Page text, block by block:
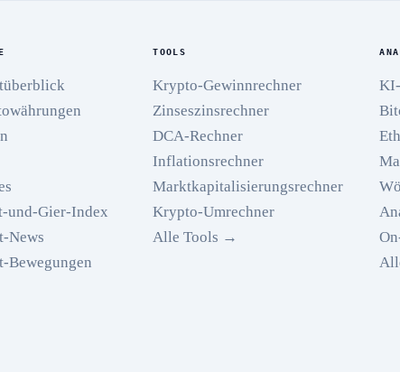
und-Gier-Index
News
Bewegungen
TOOLS
Krypto-Gewinnrechner
Zinseszinsrechner
DCA-Rechner
Inflationsrechner
Marktkapitalisierungsrechner
Krypto-Umrechner
Alle Tools →